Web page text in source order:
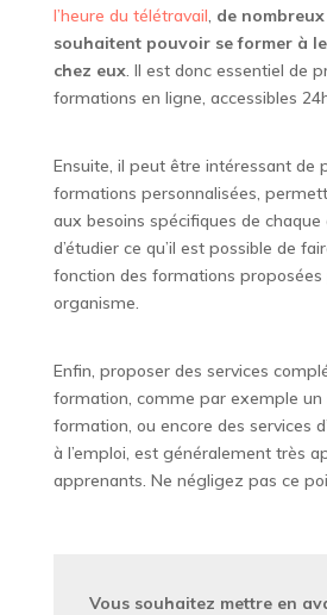
l’heure du télétravail, de
souhaitent pouvoir se former à
chez eux. Il est donc essentiel de
formations en ligne, accessibles
Ensuite, il peut être intéressant de
formations personnalisées,
aux besoins spécifiques de
d’étudier ce qu’il est possible de
fonction des formations proposées
organisme.
Enfin, proposer des services
formation, comme par exemple un
formation, ou encore des services
à l’emploi, est généralement très
apprenants. Ne négligez pas ce
Vous souhaitez mettre en